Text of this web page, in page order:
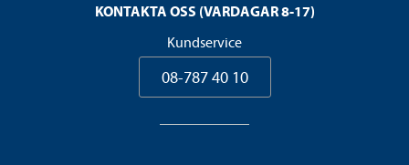
KONTAKTA OSS (VARDAGAR 8-17)
Kundservice
08-787 40 10